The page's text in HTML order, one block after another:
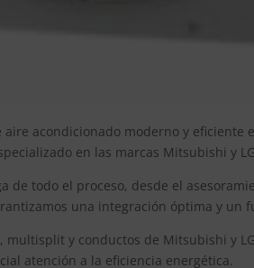
aire acondicionado moderno y
en las marcas Mitsubishi y
de todo el proceso, desde el
una integración óptima y
y conductos de Mitsubishi y
atención a la eficiencia energética.